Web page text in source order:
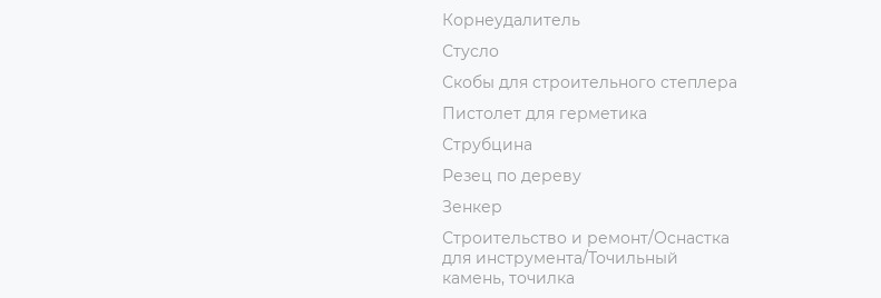
Корнеудалитель
Стусло
Скобы для строительного степлера
Пистолет для герметика
Струбцина
Резец по дереву
Зенкер
Строительство и ремонт/Оснастка
для инструмента/Точильный
камень, точилка